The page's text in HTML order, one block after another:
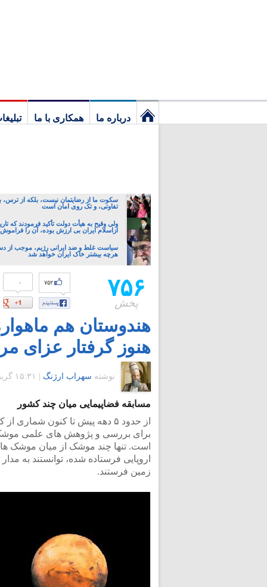
درباره ما همکاری با ما
سکوت ما از رضایتمان نیست، بلکه از ترس،
تفاوتی، و تک روی امان است
ولی وقیح به هیأت دولت تأکید فرمودند که
ازاسلام ایران بی ارزش بوده، آن را فراموش
سیاست غلط و ضد ایرانی رژیم، موجب از
هرچه بیشتر خاک ایران خواهد شد
۷۵۶
پخش
۰ ۷۵۲
هندوستان هم
هنوز گرفتار عزای
نوشته سهراب ارژنگ ۱۵:۳۱ گرينويچ - جمعه ۱۷ آبان ۱۳۹۲
مسابقه فضاپیمایی میان چند کشور
از حدود ۵ دهه پیش تا کنون
برای بررسی و پژوهش های علمی موشک
است. تنها چند موشک از میان موشک
اروپایی فرستاده شده، توانستند به
زمین فرستند.